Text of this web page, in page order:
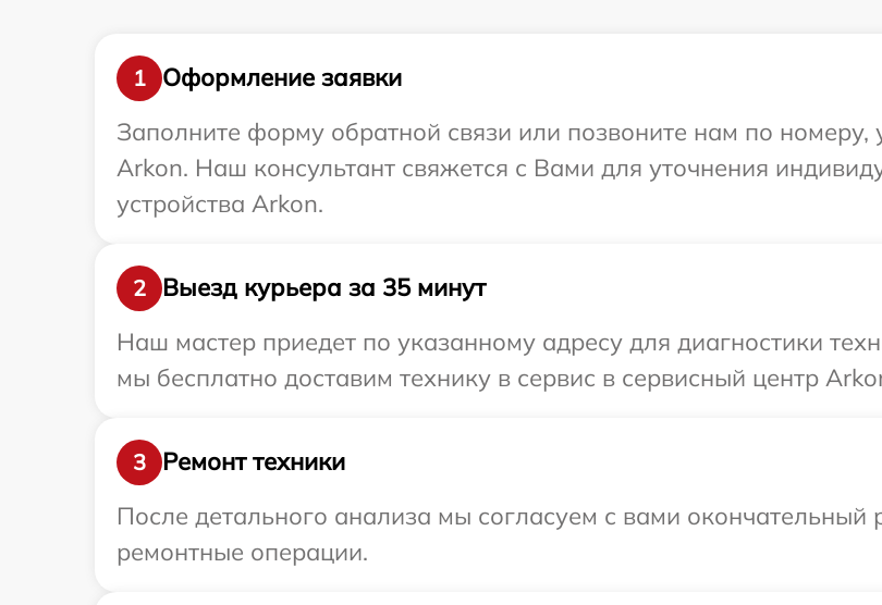
1
Оформление заявки
Заполните форму обратной связи или позвоните нам по номеру,
Arkon. Наш консультант свяжется с Вами для уточнения
устройства Arkon.
2
Выезд курьера за 35 минут
Наш мастер приедет по указанному адресу для диагностики
мы бесплатно доставим технику в сервис в сервисный центр
3
Ремонт техники
После детального анализа мы согласуем с вами окончательный
ремонтные операции.